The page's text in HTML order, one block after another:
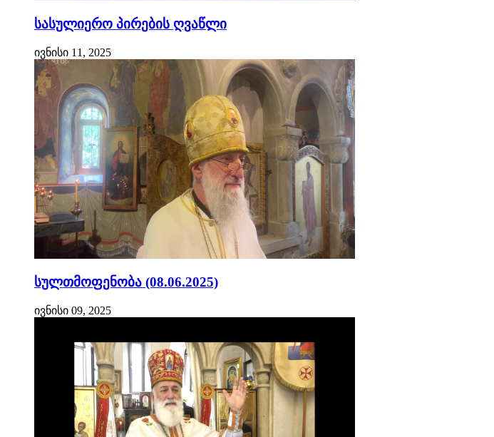
სასულიერო პირების ღვაწლი
ივნისი 11, 2025
სულთმოფენობა (08.06.2025)
ივნისი 09, 2025